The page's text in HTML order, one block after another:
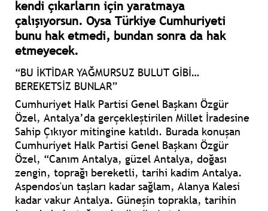
kendi çıkarların için yaratmaya
çalışıyorsun. Oysa Türkiye Cumhuriyeti
bunu hak etmedi, bundan sonra da hak
etmeyecek.
“BU İKTİDAR YAĞMURSUZ BULUT GİBİ…
BEREKETSİZ BUNLAR”
Cumhuriyet Halk Partisi Genel Başkanı Özgür
Özel, Antalya’da gerçekleştirilen Millet İradesine
Sahip Çıkıyor mitingine katıldı. Burada konuşan
Cumhuriyet Halk Partisi Genel Başkanı Özgür
Özel, “Canım Antalya, güzel Antalya, doğası
zengin, toprağı bereketli, tarihi kadim Antalya.
Aspendos'un taşları kadar sağlam, Alanya Kalesi
kadar vakur Antalya. Güneşin toprakla, tarihin